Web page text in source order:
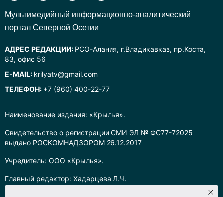
Наименование издания: «Крылья».
Свидетельство о регистрации СМИ ЭЛ № ФС77-72025
выдано РОСКОМНАДЗОРОМ 26.12.2017
Учредитель: ООО «Крылья».
Главный редактор: Хадарцева Л.Ч.
Mультимедийный информационно-аналитический
портал Северной Осетии
АДРЕС РЕДАКЦИИ: РСО-Алания, г.Владикавказ, пр.Коста,
83, офис 56
E-MAIL: krilyatv@gmail.com
ТЕЛЕФОН: +7 (960) 400-22-77